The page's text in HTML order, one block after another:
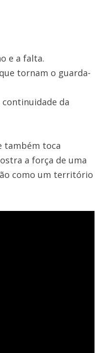
e a falta.
tornam o guarda-
da
também toca
a força de uma
como um território